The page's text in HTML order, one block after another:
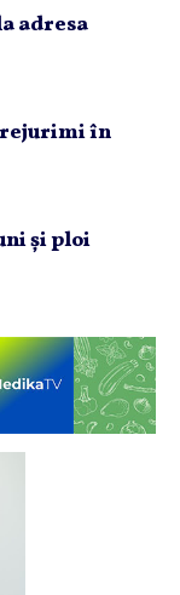
adresa
în
şi ploi